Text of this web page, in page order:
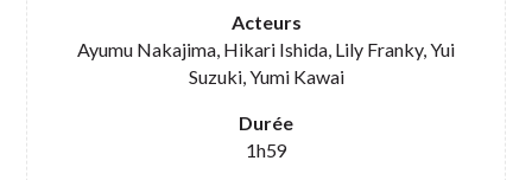
Acteurs
Ayumu Nakajima, Hikari Ishida, Lily Franky, Yui
Suzuki, Yumi Kawai
Durée
1h59